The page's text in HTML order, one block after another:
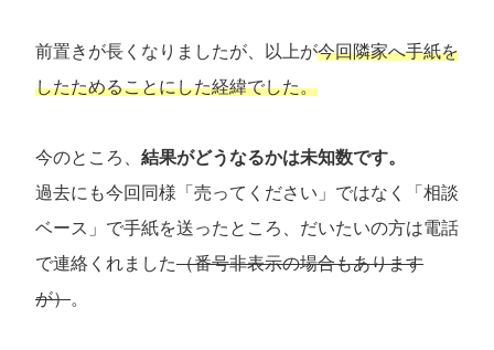
前置きが長くなりましたが、以上が今回隣家へ手紙を
したためることにした経緯でした。
今のところ、 結果がどうなるかは未知数です。
過去にも今回同様「売ってください」ではなく「相談
ベース」で手紙を送ったところ、だいたいの方は電話
で連絡くれました（番号非表示の場合もあります
が）。